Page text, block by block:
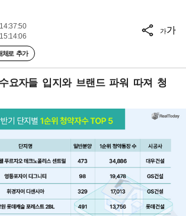
체로 추가
가가
요자들 입지와 브랜드 파워 따져 청